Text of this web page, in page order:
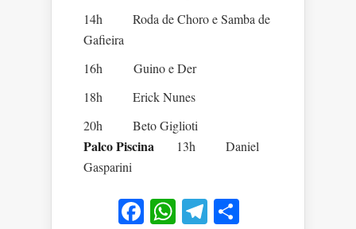
14h Roda de Choro e Samba de
Gafieira
16h Guino e Der
18h Erick Nunes
20h Beto Giglioti
Palco Piscina
13h Daniel
Gasparini
Facebook
WhatsApp
Telegram